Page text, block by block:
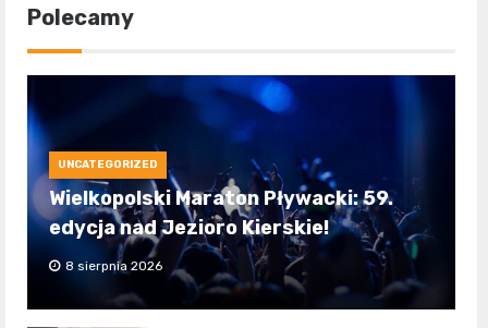
Polecamy
UNCATEGORIZED
Wielkopolski Maraton Pływacki: 59.
edycja nad Jezioro Kierskie!
8 sierpnia 2026